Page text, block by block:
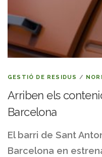
GESTIÓ DE RESIDUS /
Arriben els
Barcelona
El barri de Sant
Barcelona en